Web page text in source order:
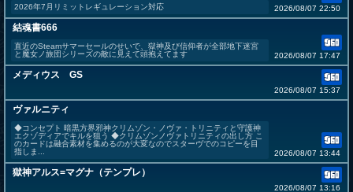
2026年7月リミットレギュレーション対応 2026/08/07 22:50
結魂書666
直近のSteamサマーセールのせいで、獄神及び信仰者が全部地下迷宮
と魔女ノ旅団シリーズの敵に見えて頭抱えてます
2026/08/07 17:47
メディウス GS
2026/08/07 15:37
ヴァルニティ
◆コンセプト 暗黒方界邪神クリムゾン・ノヴァ・トリニティと守護神
エクゾディアでキルを狙う ◆クリムゾンノヴァトリニティの出し方 こ
のカードは融合素材を集めるのが大変なのでスターヴでのコピーを目
指しま...
2026/08/07 13:44
獄神アルス=マグナ（テンプレ）
2026/08/07 13:16